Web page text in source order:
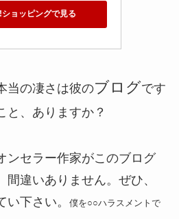
ョッピングで見る
当の凄さは彼のブログです
と、ありますか？
ンセラー作家がこのブログ
間違いありません。ぜひ、
下さい。
僕を○○ハラスメントで